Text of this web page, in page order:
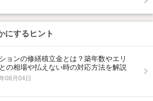
にするヒント
ョンの修繕積立金とは？築年数やエリ
の相場や払えない時の対応方法を解説
08月04日